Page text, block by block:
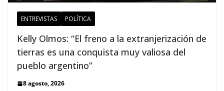
ENTREVISTAS POLÍTICA
Kelly Olmos: “El freno a la extranjerización de
tierras es una conquista muy valiosa del
pueblo argentino”
8 agosto, 2026